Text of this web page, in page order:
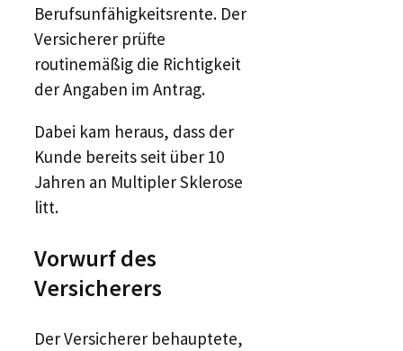
Berufsunfähigkeitsrente. Der
Versicherer prüfte
routinemäßig die Richtigkeit
der Angaben im Antrag.
Dabei kam heraus, dass der
Kunde bereits seit über 10
Jahren an Multipler Sklerose
litt.
Vorwurf des
Versicherers
Der Versicherer behauptete,